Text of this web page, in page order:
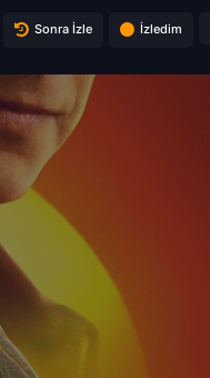
Sonra İzle İzledim